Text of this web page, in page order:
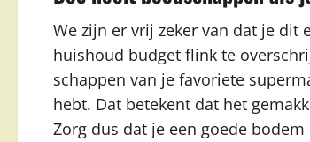
We zijn er vrij zeker van dat je
huishoud budget flink te
schappen van je favoriete
hebt. Dat betekent dat het
Zorg dus dat je een goede